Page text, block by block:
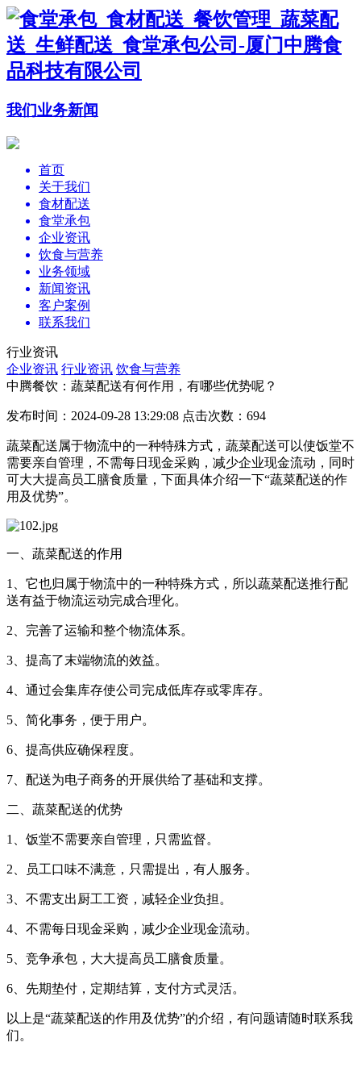
我们业务新闻
首页
关于我们
食材配送
食堂承包
企业资讯
饮食与营养
业务领域
新闻资讯
客户案例
联系我们
行业资讯
企业资讯 行业资讯 饮食与营养
中腾餐饮：蔬菜配送有何作用，有哪些优势呢？
发布时间：2024-09-28 13:29:08 点击次数：694
蔬菜配送属于物流中的一种特殊方式，蔬菜配送可以使饭堂不
需要亲自管理，不需每日现金采购，减少企业现金流动，同时
可大大提高员工膳食质量，下面具体介绍一下“蔬菜配送的作
用及优势”。
一、蔬菜配送的作用
1、它也归属于物流中的一种特殊方式，所以蔬菜配送推行配
送有益于物流运动完成合理化。
2、完善了运输和整个物流体系。
3、提高了末端物流的效益。
4、通过会集库存使公司完成低库存或零库存。
5、简化事务，便于用户。
6、提高供应确保程度。
7、配送为电子商务的开展供给了基础和支撑。
二、蔬菜配送的优势
1、饭堂不需要亲自管理，只需监督。
2、员工口味不满意，只需提出，有人服务。
3、不需支出厨工工资，减轻企业负担。
4、不需每日现金采购，减少企业现金流动。
5、竞争承包，大大提高员工膳食质量。
6、先期垫付，定期结算，支付方式灵活。
以上是“蔬菜配送的作用及优势”的介绍，有问题请随时联系我
们。